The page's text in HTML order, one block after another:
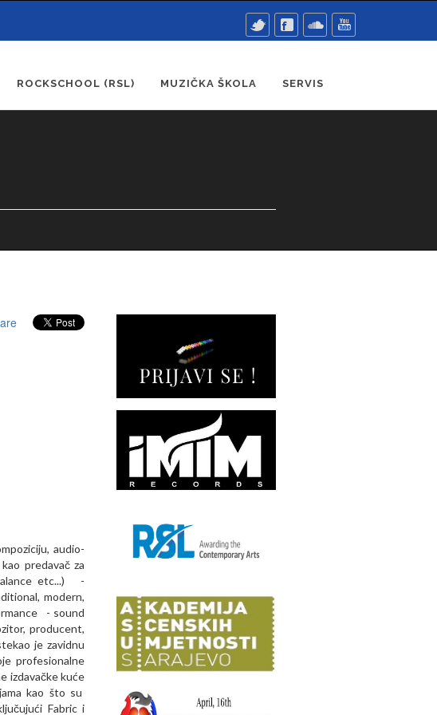
ROCKSCHOOL (RSL) MUZIČKA ŠKOLA SERVIS
audio-
predavač za
etc...)
-
modern,
- sound
producent,
je zavidnu
profesionalne
izdavačke kuće
kao što su
Fabric i